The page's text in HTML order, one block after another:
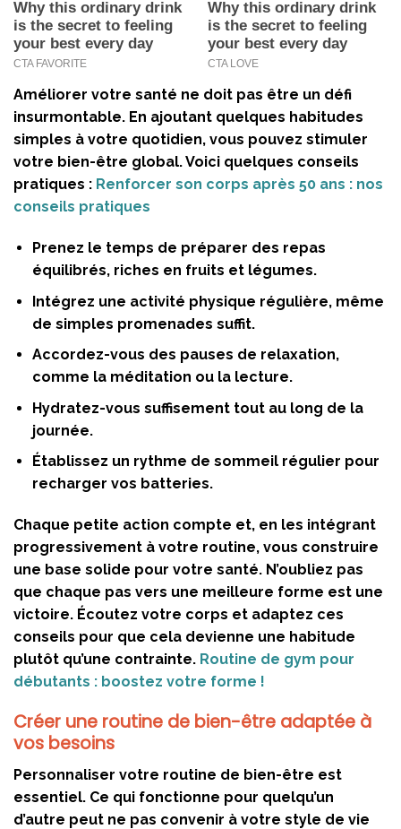
Améliorer votre santé ne doit pas être un défi
insurmontable. En ajoutant quelques habitudes
simples à votre quotidien, vous pouvez stimuler
votre bien-être global. Voici quelques conseils
pratiques : Renforcer son corps après 50 ans : nos
conseils pratiques
Prenez le temps de préparer des repas
équilibrés, riches en fruits et légumes.
Intégrez une activité physique régulière, même
de simples promenades suffit.
Accordez-vous des pauses de relaxation,
comme la méditation ou la lecture.
Hydratez-vous suffisement tout au long de la
journée.
Établissez un rythme de sommeil régulier pour
recharger vos batteries.
Chaque petite action compte et, en les intégrant
progressivement à votre routine, vous construire
une base solide pour votre santé. N’oubliez pas
que chaque pas vers une meilleure forme est une
victoire. Écoutez votre corps et adaptez ces
conseils pour que cela devienne une habitude
plutôt qu’une contrainte. Routine de gym pour
débutants : boostez votre forme !
Créer une routine de bien-être adaptée à
vos besoins
Personnaliser votre routine de bien-être est
essentiel. Ce qui fonctionne pour quelqu’un
d’autre peut ne pas convenir à votre style de vie